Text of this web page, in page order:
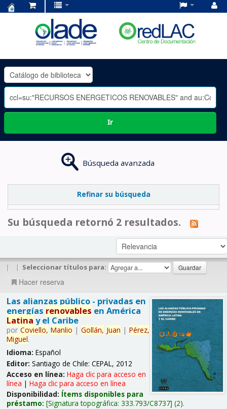
OLADE
-
Ir
Búsqueda avanzada
Refinar su búsqueda
Su búsqueda retornó 2 resultados.
| | Seleccionar títulos para:
Hacer reserva
Las alianzas público - privadas en
energías renovables en América
Latina y el Caribe
por Coviello, Manlio | Gollán, Juan | Pérez,
Miguel.
Idioma: Español
Editor: Santiago de Chile: CEPAL, 2012
Acceso en línea: Haga clic para acceso en
línea | Haga clic para acceso en línea
Disponibilidad: Ítems disponibles para
préstamo: Signatura topográfica: 333.793/C8737 (2).